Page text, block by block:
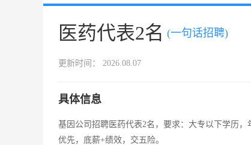
医药代表2名 (一句话招聘)
更新时间： 2026.08.07
具体信息
基因公司招聘医药代表2名，要求：大专以下学历
优先，底薪+绩效，交五险。